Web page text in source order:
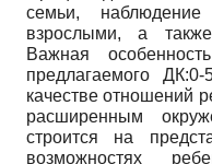
семьи,
взрослыми, а
Важная
предлагаемого
качестве отношений
расширенным
строится на
возможностях